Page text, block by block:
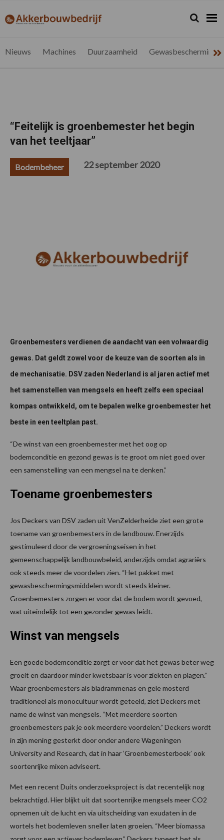
de
de
de
de
akkerbouwbedrijf.be
Nieuws
Zoeken...
Zoek
Nieuws Machines Duurzaamheid Gewasbescherming
“Feitelijk is groenbemester het begin
van het teeltjaar”
Bodembeheer 22 september 2020
Groenbemesters verdienen de aandacht van een volwaardig
gewas. Dat geldt zowel voor de keuze van de soorten als in
de mechanisatie. DSV zaden Nederland is al jaren actief met
het samenstellen van mengsels en heeft zelfs een speciaal
kompas ontwikkeld, om te bepalen welke groenbemester het
beste in een teeltplan past.
“De winst van een groenbemester met het oog op
bodemconditie en gezond gewas is te groot om niet goed over
een samenstelling van een mengsel na te denken.”
Toename groenbemesters
Jos Deckers van DSV zaden uit VenZelderheide ziet een grote
toename van groenbemesters in de landbouw. Enerzijds
gestimuleerd door de vergroeningseisen in het
gemeenschappelijk landbouwbeleid, anderzijds omdat agrariërs
ook steeds meer de voordelen zien. “Het pakket met
gewasbeschermingsmiddelen wordt steeds kleiner.
Groenbemesters zorgen er voor dat de bodem wordt gevoed,
wat uiteindelijk tot een gezonder gewas leidt.
Winst van mengsels
Een goede bodemconditie zorgt er voor dat het gewas beter weg
groeit en daardoor minder kwetsbaar is voor ziekten en plagen.”
Waar groenbemesters als bladrammenas en gele mosterd
traditioneel als monocultuur wordt geteeld, ziet Deckers met
name de winst van mengsels. “Met meerdere soorten
groenbemesters pak je ook meerdere voordelen.” Deckers wordt
in zijn mening gesterkt door onder andere Wageningen
University and Research, dat in haar ‘Groenbemesterboek’ ook
soortenrijke mixen adviseert.
Met een recent Duits onderzoeksproject is dat recentelijk nog
bekrachtigd. Hier blijkt uit dat soortenrijke mengsels meer CO2
opnemen uit de lucht en via uitscheiding van exudaten in de
wortels het bodemleven sneller laten groeien. “Meer biomassa